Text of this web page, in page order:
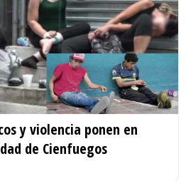
y violencia ponen en
de Cienfuegos